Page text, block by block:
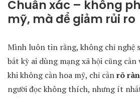
Chuẩn xác – không
mỹ, mà để giảm rủi ro
Mình luôn tin rằng, không chỉ nghệ
bất kỳ ai dùng mạng xã hội cũng cần
khi không cần hoa mỹ, chỉ cầnrõ
người đọc không thích, nhưng ít